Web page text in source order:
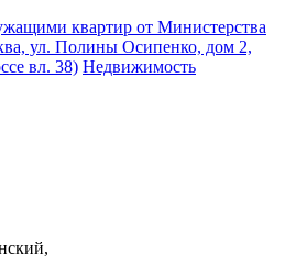
квартир от Министерства
ул. Полины Осипенко, дом 2,
вл. 38) Недвижимость